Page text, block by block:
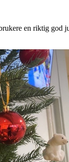
en riktig god